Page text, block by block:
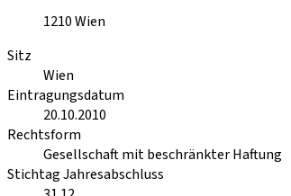
1210Wien
Sitz
Wien
Eintragungsdatum
20.10.2010
Rechtsform
Gesellschaft mit beschränkter Haftung
Stichtag Jahresabschluss